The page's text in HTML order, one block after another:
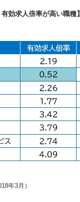
有効求人倍率が高い職種】
年3月）